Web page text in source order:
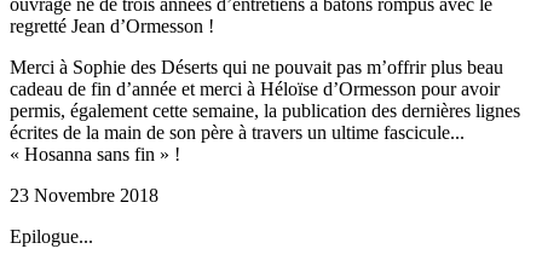
ouvrage né de trois années d’entretiens à bâtons rompus avec le
regretté Jean d’Ormesson !
Merci à Sophie des Déserts qui ne pouvait pas m’offrir plus beau
cadeau de fin d’année et merci à Héloïse d’Ormesson pour avoir
permis, également cette semaine, la publication des dernières lignes
écrites de la main de son père à travers un ultime fascicule...
« Hosanna sans fin » !
23 Novembre 2018
Epilogue...